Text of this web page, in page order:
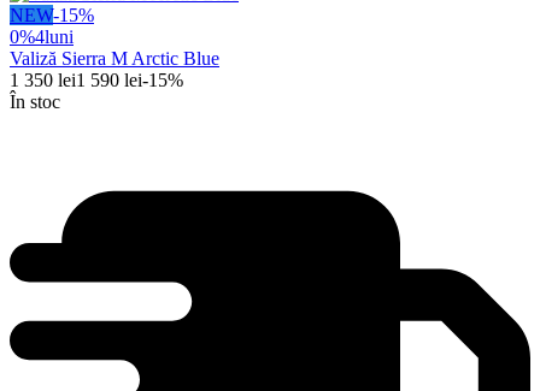
NEW-15%
0%4luni
Valiză Sierra M Arctic Blue
1 350 lei1 590 lei-15%
În stoc